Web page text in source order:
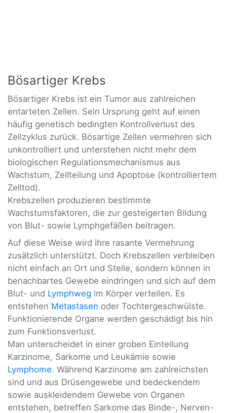
Bösartiger Krebs
Bösartiger Krebs ist ein Tumor aus zahlreichen
entarteten Zellen. Sein Ursprung geht auf einen
häufig genetisch bedingten Kontrollverlust des
Zellzyklus zurück. Bösartige Zellen vermehren sich
unkontrolliert und unterstehen nicht mehr dem
biologischen Regulationsmechanismus aus
Wachstum, Zellteilung und Apoptose (kontrolliertem
Zelltod).
Krebszellen produzieren bestimmte
Wachstumsfaktoren, die zur gesteigerten Bildung
von Blut- sowie Lymphgefäßen beitragen.
Auf diese Weise wird ihre rasante Vermehrung
zusätzlich unterstützt. Doch Krebszellen verbleiben
nicht einfach an Ort und Stelle, sondern können in
benachbartes Gewebe eindringen und sich auf dem
Blut- und Lymphweg im Körper verteilen. Es
entstehen Metastasen oder Tochtergeschwülste.
Funktionierende Organe werden geschädigt bis hin
zum Funktionsverlust.
Man unterscheidet in einer groben Einteilung
Karzinome, Sarkome und Leukämie sowie
Lymphome. Während Karzinome am zahlreichsten
sind und aus Drüsengewebe und bedeckendem
sowie auskleidendem Gewebe von Organen
entstehen, betreffen Sarkome das Binde-, Nerven-